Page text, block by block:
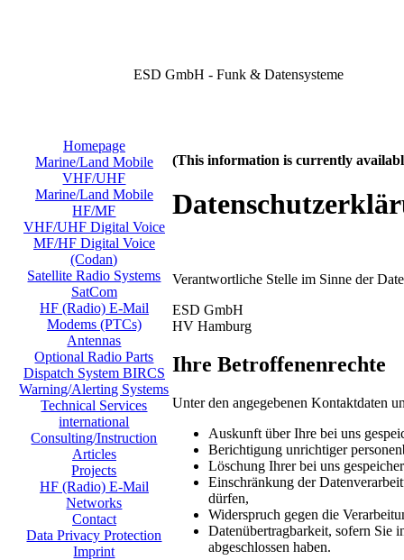
ESD GmbH - Funk & Datensysteme
Homepage
Marine/Land Mobile
VHF/UHF
Marine/Land Mobile
HF/MF
VHF/UHF Digital Voice
MF/HF Digital Voice
(Codan)
Satellite Radio Systems
SatCom
HF (Radio) E-Mail
Modems (PTCs)
Antennas
Optional Radio Parts
Dispatch System BIRCS
Warning/Alerting Systems
Technical Services
international
Consulting/Instruction
Articles
Projects
HF (Radio) E-Mail
Networks
Contact
Data Privacy Protection
Imprint
(This information is currently
Verantwortliche Stelle im Sinne der
ESD GmbH
HV Hamburg
Ihre Betroffenenrechte
Unter den angegebenen Kontaktdaten
Auskunft über Ihre bei uns
Berichtigung unrichtiger
Löschung Ihrer bei uns
Einschränkung der
dürfen,
Widerspruch gegen die
Datenübertragbarkeit, sofern Sie
abgeschlossen haben.